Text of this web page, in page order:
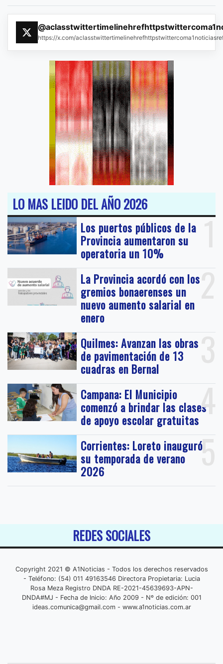
https://x.com/
LO MAS LEIDO DEL AÑO 2026
1
Los puertos públicos de la
Provincia aumentaron su
operatoria un 10%
2
La Provincia acordó con los
gremios bonaerenses un
nuevo aumento salarial en
enero
3
Quilmes: Avanzan las obras
de pavimentación de 13
cuadras en Bernal
4
Campana: El Municipio
comenzó a brindar las clases
de apoyo escolar gratuitas
5
Corrientes: Loreto inauguró
su temporada de verano
2026
REDES SOCIALES
Copyright 2021 © A1Noticias - Todos los derechos reservados
- Teléfono: (54) 011 49163546 Directora Propietaria: Lucia
Rosa Meza Registro DNDA RE-2021-45639693-APN-
DNDA#MJ - Fecha de Inicio: Año 2009 - Nº de edición: 001
ideas.comunica@gmail.com- www.a1noticias.com.ar